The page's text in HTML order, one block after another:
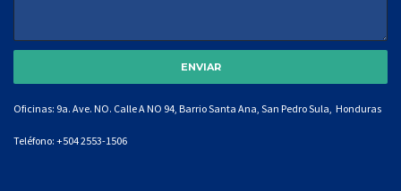
Oficinas: 9a. Ave. NO. Calle A NO 94, Barrio Santa Ana, San Pedro Sula, Honduras
Teléfono: +504 2553-1506